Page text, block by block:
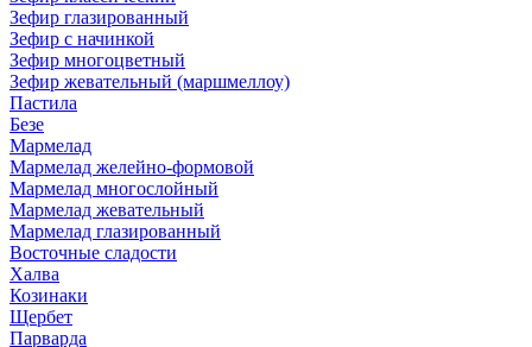
Зефир глазированный
Зефир с начинкой
Зефир многоцветный
Зефир жевательный (маршмеллоу)
Пастила
Безе
Мармелад
Мармелад желейно-формовой
Мармелад многослойный
Мармелад жевательный
Мармелад глазированный
Восточные сладости
Халва
Козинаки
Щербет
Парварда